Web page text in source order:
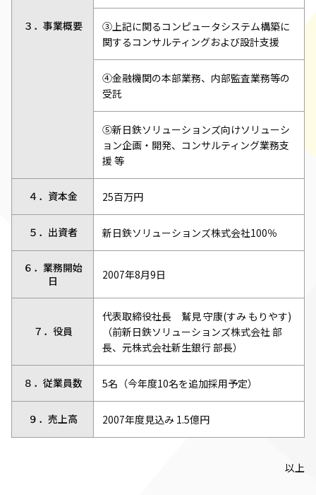
３．事業概要
③上記に関るコンピュータシステム構築に
関するコンサルティングおよび設計支援
④金融機関の本部業務、内部監査業務等の
受託
⑤新日鉄ソリューションズ向けソリューシ
ョン企画・開発、コンサルティング業務支
援 等
４．資本金 25百万円
５．出資者 新日鉄ソリューションズ株式会社100％
６．業務開始
日
2007年8月9日
７．役員
代表取締役社長 鷲見 守康(すみ もりやす)
（前新日鉄ソリューションズ株式会社 部
長、元株式会社新生銀行 部長）
８．従業員数 5名（今年度10名を追加採用予定）
９．売上高 2007年度見込み 1.5億円
以上